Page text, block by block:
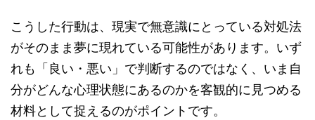
こうした行動は、現実で無意識にとっている対処法
がそのまま夢に現れている可能性があります。いず
れも「良い・悪い」で判断するのではなく、いま自
分がどんな心理状態にあるのかを客観的に見つめる
材料として捉えるのがポイントです。